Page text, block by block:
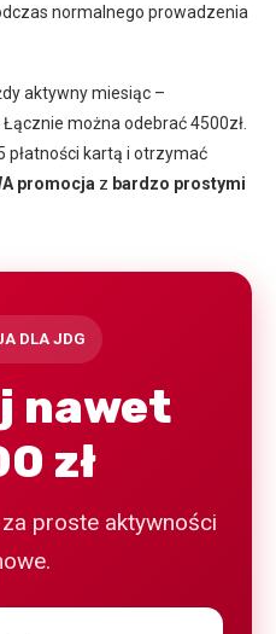
normalnego prowadzenia
aktywny miesiąc –
można odebrać 4500zł.
płatności kartą i otrzymać
promocja z bardzo prostymi
DLA JDG
nawet
zł
proste aktywności